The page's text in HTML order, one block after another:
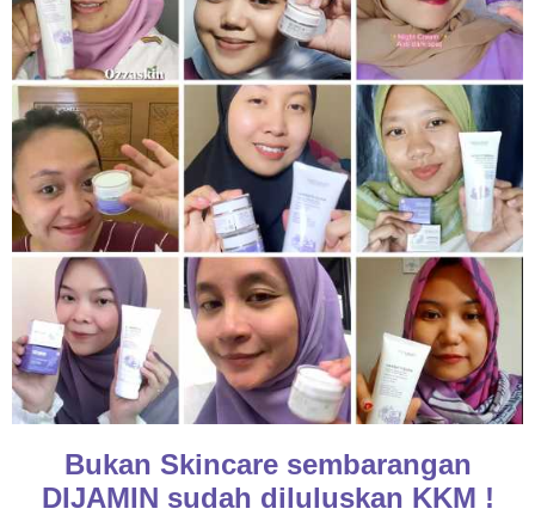
Bukan Skincare sembarangan
DIJAMIN sudah diluluskan KKM !